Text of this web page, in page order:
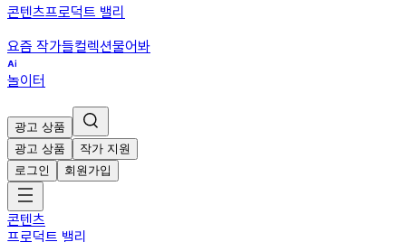
콘텐츠프로덕트 밸리
요즘 작가들컬렉션물어봐
놀이터
광고 상품
광고 상품
작가 지원
로그인
회원가입
콘텐츠
프로덕트 밸리